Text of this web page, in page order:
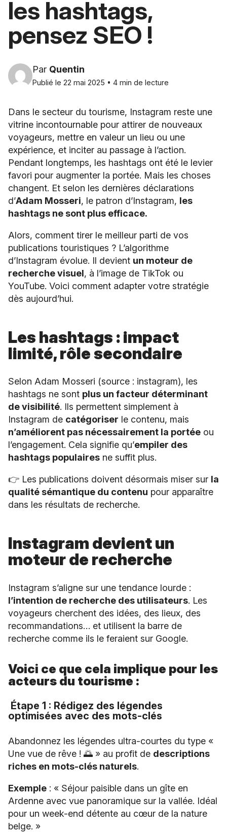
les hashtags,
pensez SEO !
Par Quentin
Publié le 22 mai 2025 • 4 min de lecture
Dans le secteur du tourisme, Instagram reste une
vitrine incontournable pour attirer de nouveaux
voyageurs, mettre en valeur un lieu ou une
expérience, et inciter au passage à l’action.
Pendant longtemps, les hashtags ont été le levier
favori pour augmenter la portée. Mais les choses
changent. Et selon les dernières déclarations
d’Adam Mosseri, le patron d’Instagram, les
hashtags ne sont plus efficace.
Alors, comment tirer le meilleur parti de vos
publications touristiques ? L’algorithme
d’Instagram évolue. Il devient un moteur de
recherche visuel, à l’image de TikTok ou
YouTube. Voici comment adapter votre stratégie
dès aujourd’hui.
Les hashtags : impact
limité, rôle secondaire
Selon Adam Mosseri (source : instagram), les
hashtags ne sont plus un facteur déterminant
de visibilité. Ils permettent simplement à
Instagram de catégoriser le contenu, mais
n’améliorent pas nécessairement la portée ou
l’engagement. Cela signifie qu’empiler des
hashtags populaires ne suffit plus.
👉 Les publications doivent désormais miser sur la
qualité sémantique du contenu pour apparaître
dans les résultats de recherche.
Instagram devient un
moteur de recherche
Instagram s’aligne sur une tendance lourde :
l’intention de recherche des utilisateurs. Les
voyageurs cherchent des idées, des lieux, des
recommandations… et utilisent la barre de
recherche comme ils le feraient sur Google.
Voici ce que cela implique pour les
acteurs du tourisme :
Étape 1 : Rédigez des légendes
optimisées avec des mots-clés
Abandonnez les légendes ultra-courtes du type «
Une vue de rêve ! 🌅 » au profit de descriptions
riches en mots-clés naturels.
Exemple : « Séjour paisible dans un gîte en
Ardenne avec vue panoramique sur la vallée. Idéal
pour un week-end détente au cœur de la nature
belge. »